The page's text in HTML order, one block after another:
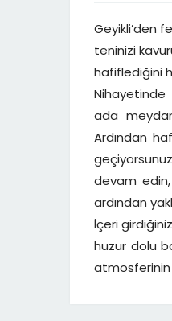
Geyikli’den
teninizi
hafiflediğini
Nihayetinde
ada
Ardından
devam
ardından
İçeri
huzur dolu
atmosferinin